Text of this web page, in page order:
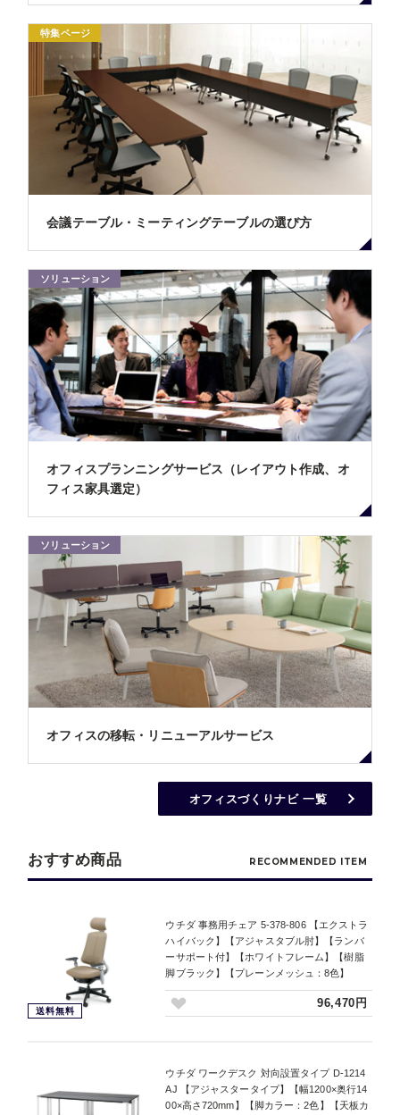
特集ページ
会議テーブル・ミーティングテーブルの選び方
ソリューション
オフィスプランニングサービス（レイアウト作成、オ
フィス家具選定）
ソリューション
オフィスの移転・リニューアルサービス
オフィスづくりナビ 一覧
おすすめ商品 RECOMMENDED ITEM
送料無料
ウチダ 事務用チェア 5-378-806 【エクストラ
ハイバック】【アジャスタブル肘】【ランバ
ーサポート付】【ホワイトフレーム】【樹脂
脚ブラック】【プレーンメッシュ：8色】
96,470円
ウチダ ワークデスク 対向設置タイプ D-1214
AJ 【アジャスタータイプ】【幅1200×奥行14
00×高さ720mm】【脚カラー：2色】【天板カ